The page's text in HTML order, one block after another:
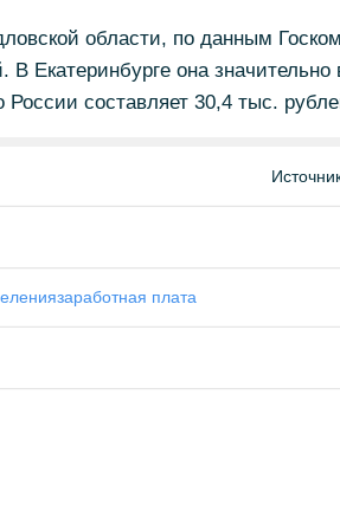
области, по данным
В Екатеринбурге она
составляет 30,4 тыс.
заработная плата